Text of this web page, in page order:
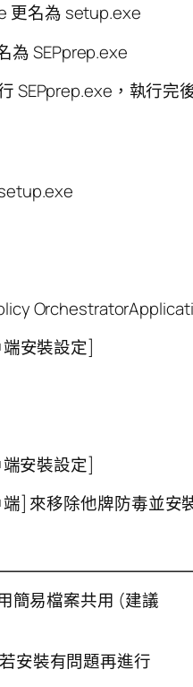
更名為 setup.exe
為 SEPprep.exe
SEPprep.exe，執行
安裝設定]
安裝設定]
] 來移除他牌防毒並安裝
簡易檔案共用 (建議
安裝有問題再進行